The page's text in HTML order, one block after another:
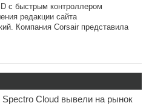
с быстрым контроллером
редакции сайта
Компания Corsair представила
Cloud вывели на рынок